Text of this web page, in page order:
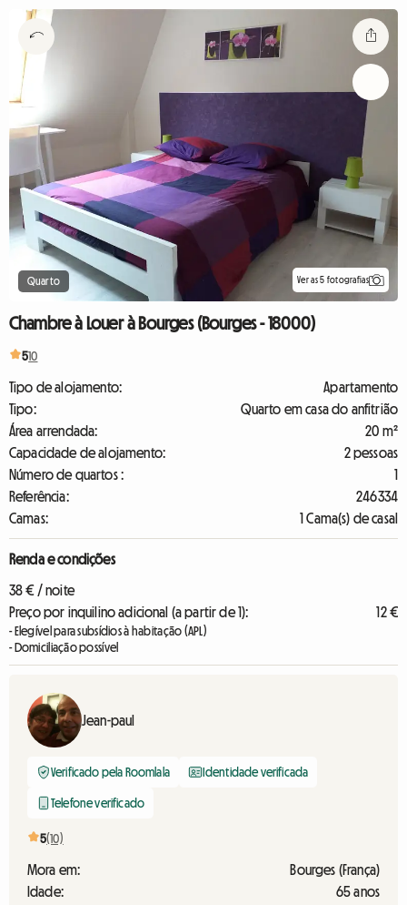
Quarto Ver as 5 fotografias
Chambre à Louer à Bourges (Bourges - 18000)
510
Tipo de alojamento:
Apartamento
Tipo:
Quarto em casa do anfitrião
Área arrendada:
20 m²
Capacidade de alojamento:
2 pessoas
Número de quartos :
1
Referência:
246334
Camas:
1 Cama(s) de casal
Renda e condições
38 € / noite
Preço por inquilino adicional (a partir de 1):
12 €
- Elegível para subsídios à habitação (APL)
- Domiciliação possível
Jean-paul
Verificado pela Roomlala Identidade verificada
Telefone verificado
5(10)
Mora em:
Bourges (França)
Idade:
65 anos